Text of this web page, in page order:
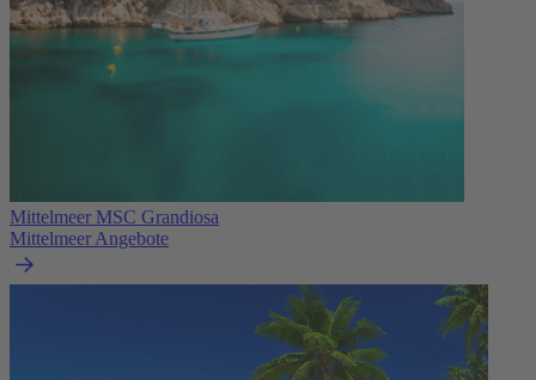
Mittelmeer MSC Grandiosa
Mittelmeer Angebote